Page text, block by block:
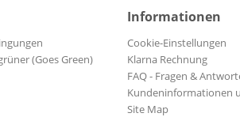
(Goes Green)
Informationen
Cookie-Einstellungen
Klarna Rechnung
FAQ - Fragen &
Kundeninformationen
Site Map